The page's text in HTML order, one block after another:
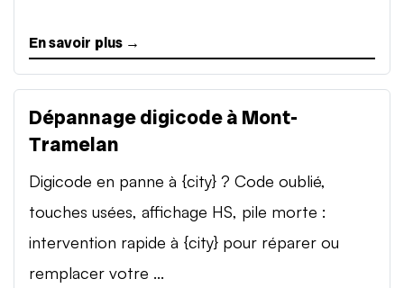
En savoir plus →
Dépannage digicode à Mont-
Tramelan
Digicode en panne à {city} ? Code oublié,
touches usées, affichage HS, pile morte :
intervention rapide à {city} pour réparer ou
remplacer votre ...